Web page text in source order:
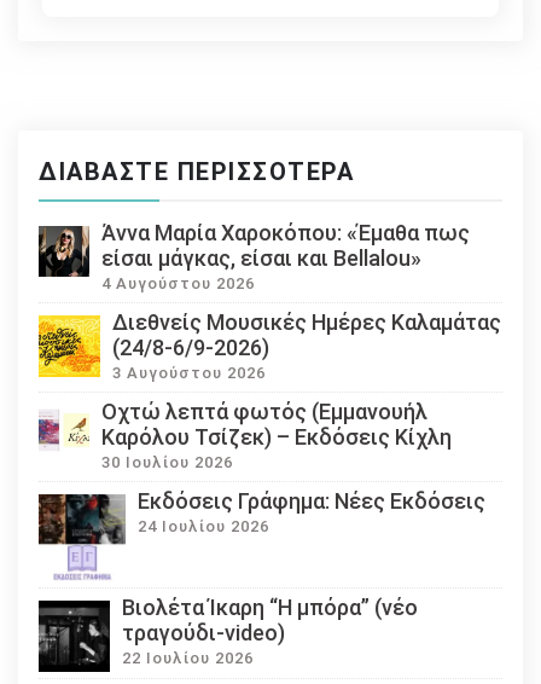
ΔΙΑΒΆΣΤΕ ΠΕΡΙΣΣΌΤΕΡΑ
Άννα Μαρία Χαροκόπου: «Έμαθα πως
είσαι μάγκας, είσαι και Bellalou»
4 Αυγούστου 2026
Διεθνείς Μουσικές Ημέρες Καλαμάτας
(24/8-6/9-2026)
3 Αυγούστου 2026
Οχτώ λεπτά φωτός (Εμμανουήλ
Καρόλου Τσίζεκ) – Εκδόσεις Κίχλη
30 Ιουλίου 2026
Εκδόσεις Γράφημα: Νέες Εκδόσεις
24 Ιουλίου 2026
Βιολέτα Ίκαρη “Η μπόρα” (νέο
τραγούδι-video)
22 Ιουλίου 2026